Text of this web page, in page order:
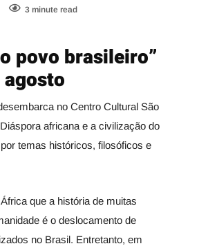
3 minute read
povo brasileiro”
no Centro Cultural São
africana e a civilização do
temas históricos, filosóficos e
que a história de muitas
é o deslocamento de
no Brasil. Entretanto, em